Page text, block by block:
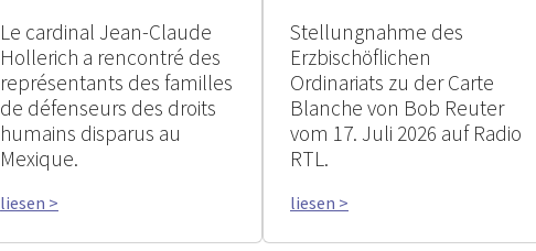
Le cardinal Jean-Claude
Hollerich a rencontré des
représentants des familles
de défenseurs des droits
humains disparus au
Mexique.
liesen >
Stellungnahme des
Erzbischöflichen
Ordinariats zu der Carte
Blanche von Bob Reuter
vom 17. Juli 2026 auf Radio
RTL.
liesen >